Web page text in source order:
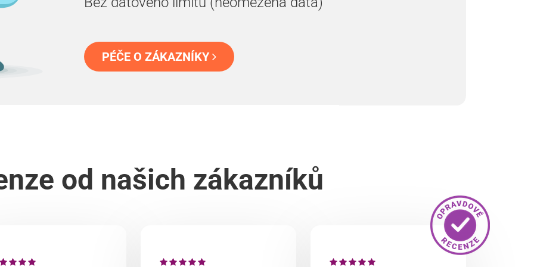
PÉČE O ZÁKAZNÍKY
od našich zákazníků